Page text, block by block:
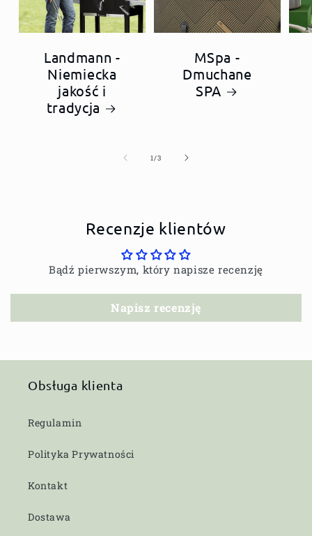
Landmann -
Niemiecka
jakość i
tradycja
MSpa -
Dmuchane
SPA
1/z3
Recenzje klientów
Bądź pierwszym, który napisze recenzję
Napisz recenzję
Obsługa klienta
Regulamin
Polityka Prywatności
Kontakt
Dostawa